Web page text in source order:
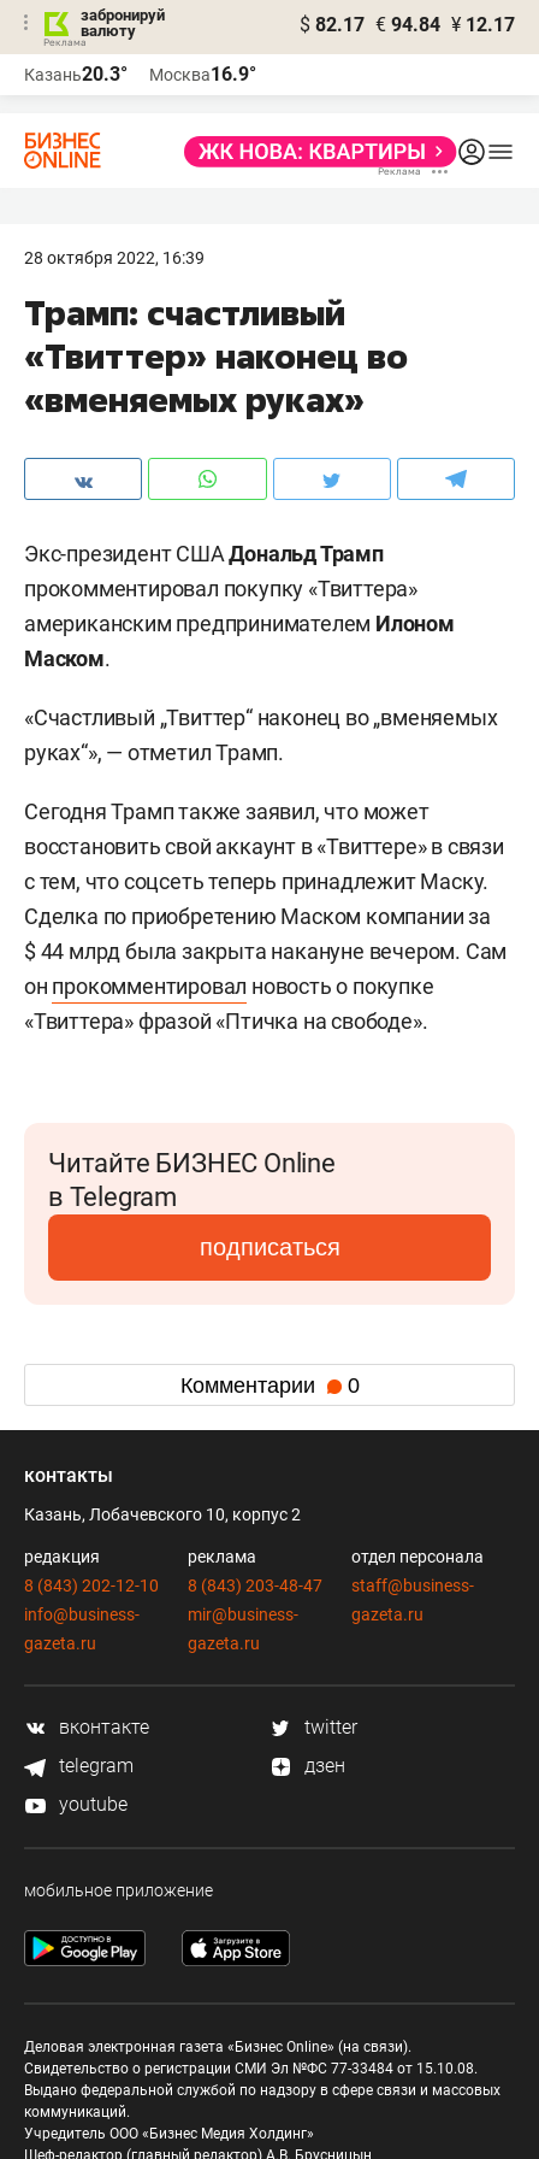
забронируй
валюту
$ 82.17 € 94.84 ¥ 12.17
Казань20.3° Москва16.9°
28 октября 2022, 16:39
Трамп: счастливый
«Твиттер» наконец во
«вменяемых руках»
Экс-президент СШАДональд Трамп
прокомментировал покупку «Твиттера»
американским предпринимателем Илоном
Маском.
«Счастливый „Твиттер“ наконец во „вменяемых
руках“», — отметил Трамп.
Сегодня Трамп также заявил, что может
восстановить свой аккаунт в «Твиттере» в связи
с тем, что соцсеть теперь принадлежит Маску.
Сделка по приобретению Маском компании за
$ 44 млрд была закрыта накануне вечером. Сам
он прокомментировал новость о покупке
«Твиттера» фразой «Птичка на свободе».
Читайте БИЗНЕС Online
в Telegram
подписаться
Комментарии 0
контакты
Казань, Лобачевского 10, корпус 2
редакция
8 (843) 202-12-10
info@business-
gazeta.ru
реклама
8 (843) 203-48-47
mir@business-
gazeta.ru
отдел персонала
staff@business-
gazeta.ru
вконтакте
twitter
telegram
дзен
youtube
мобильное приложение
Деловая электронная газета «Бизнес Online» (на связи).
Свидетельство о регистрации СМИ Эл №ФС 77-33484 от 15.10.08.
Выдано федеральной службой по надзору в сфере связи и массовых
коммуникаций.
Учредитель ООО «Бизнес Медия Холдинг»
Шеф-редактор (главный редактор) А.В. Брусницын